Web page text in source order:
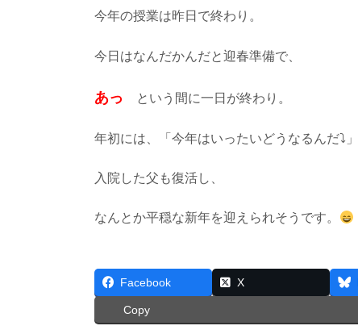
今年の授業は昨日で終わり。
今日はなんだかんだと迎春準備で、
あっ という間に一日が終わり。
年初には、「今年はいったいどうなるんだ⤵
入院した父も復活し、
なんとか平穏な新年を迎えられそうです。
Facebook X
Copy